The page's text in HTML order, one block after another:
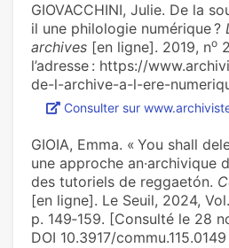
GIOVACCHINI, Julie. De la
il une phi­lo­lo­gie numé­ri­que ?
archives [en ligne]. 2019, no
l’adresse : https://
de-l-archive-a-l-ere-
Consulter sur
GIOIA, Emma. « You shall
une approche an·archivique
des tutoriels de reggaetón.
[en ligne]. Le Seuil, 2024,
p. 149‑159. [Consulté le 28
DOI 10.3917/commu.115.0149